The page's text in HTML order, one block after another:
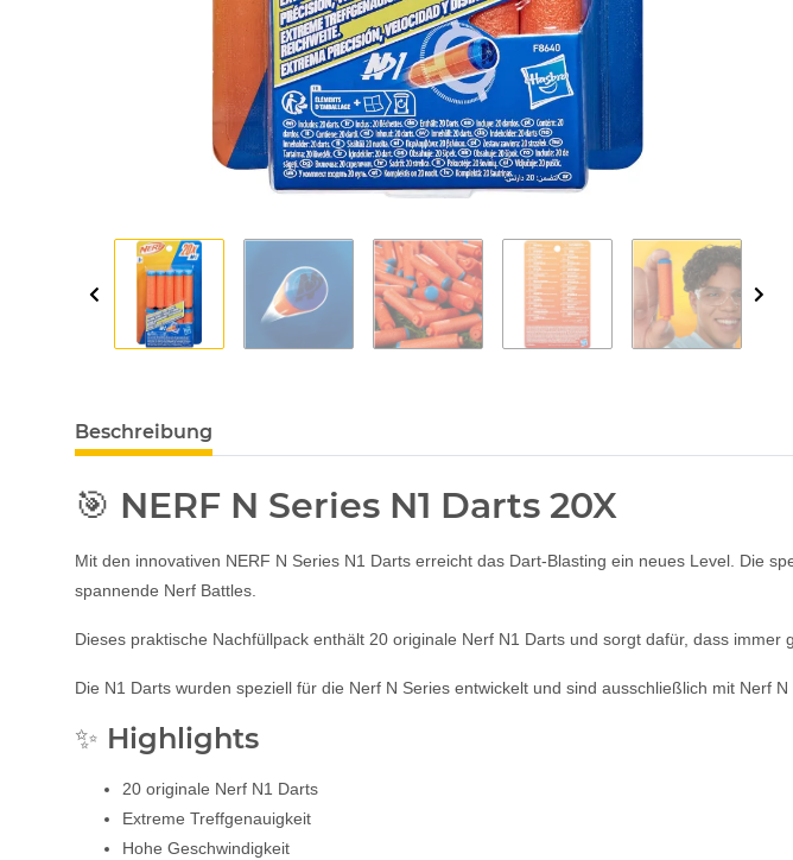
Beschreibung
🎯 NERF N Series N1 Darts 20X
Mit den innovativen NERF N Series N1 Darts erreicht das Dart-Blasting ein neues Level. Die
spannende Nerf Battles.
Dieses praktische Nachfüllpack enthält 20 originale Nerf N1 Darts und sorgt dafür, dass
Die N1 Darts wurden speziell für die Nerf N Series entwickelt und sind ausschließlich mit Nerf
✨ Highlights
20 originale Nerf N1 Darts
Extreme Treffgenauigkeit
Hohe Geschwindigkeit